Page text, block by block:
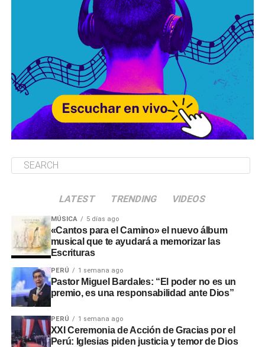
LATEST TRENDING VIDEOS
MÚSICA 5 días ago
«Cantos para el Camino» el nuevo álbum
musical que te ayudará a memorizar las
Escrituras
PERÚ 1 semana ago
Pastor Miguel Bardales: “El poder no es un
premio, es una responsabilidad ante Dios”
PERÚ 1 semana ago
XXI Ceremonia de Acción de Gracias por el
Perú: Iglesias piden justicia y temor de Dios